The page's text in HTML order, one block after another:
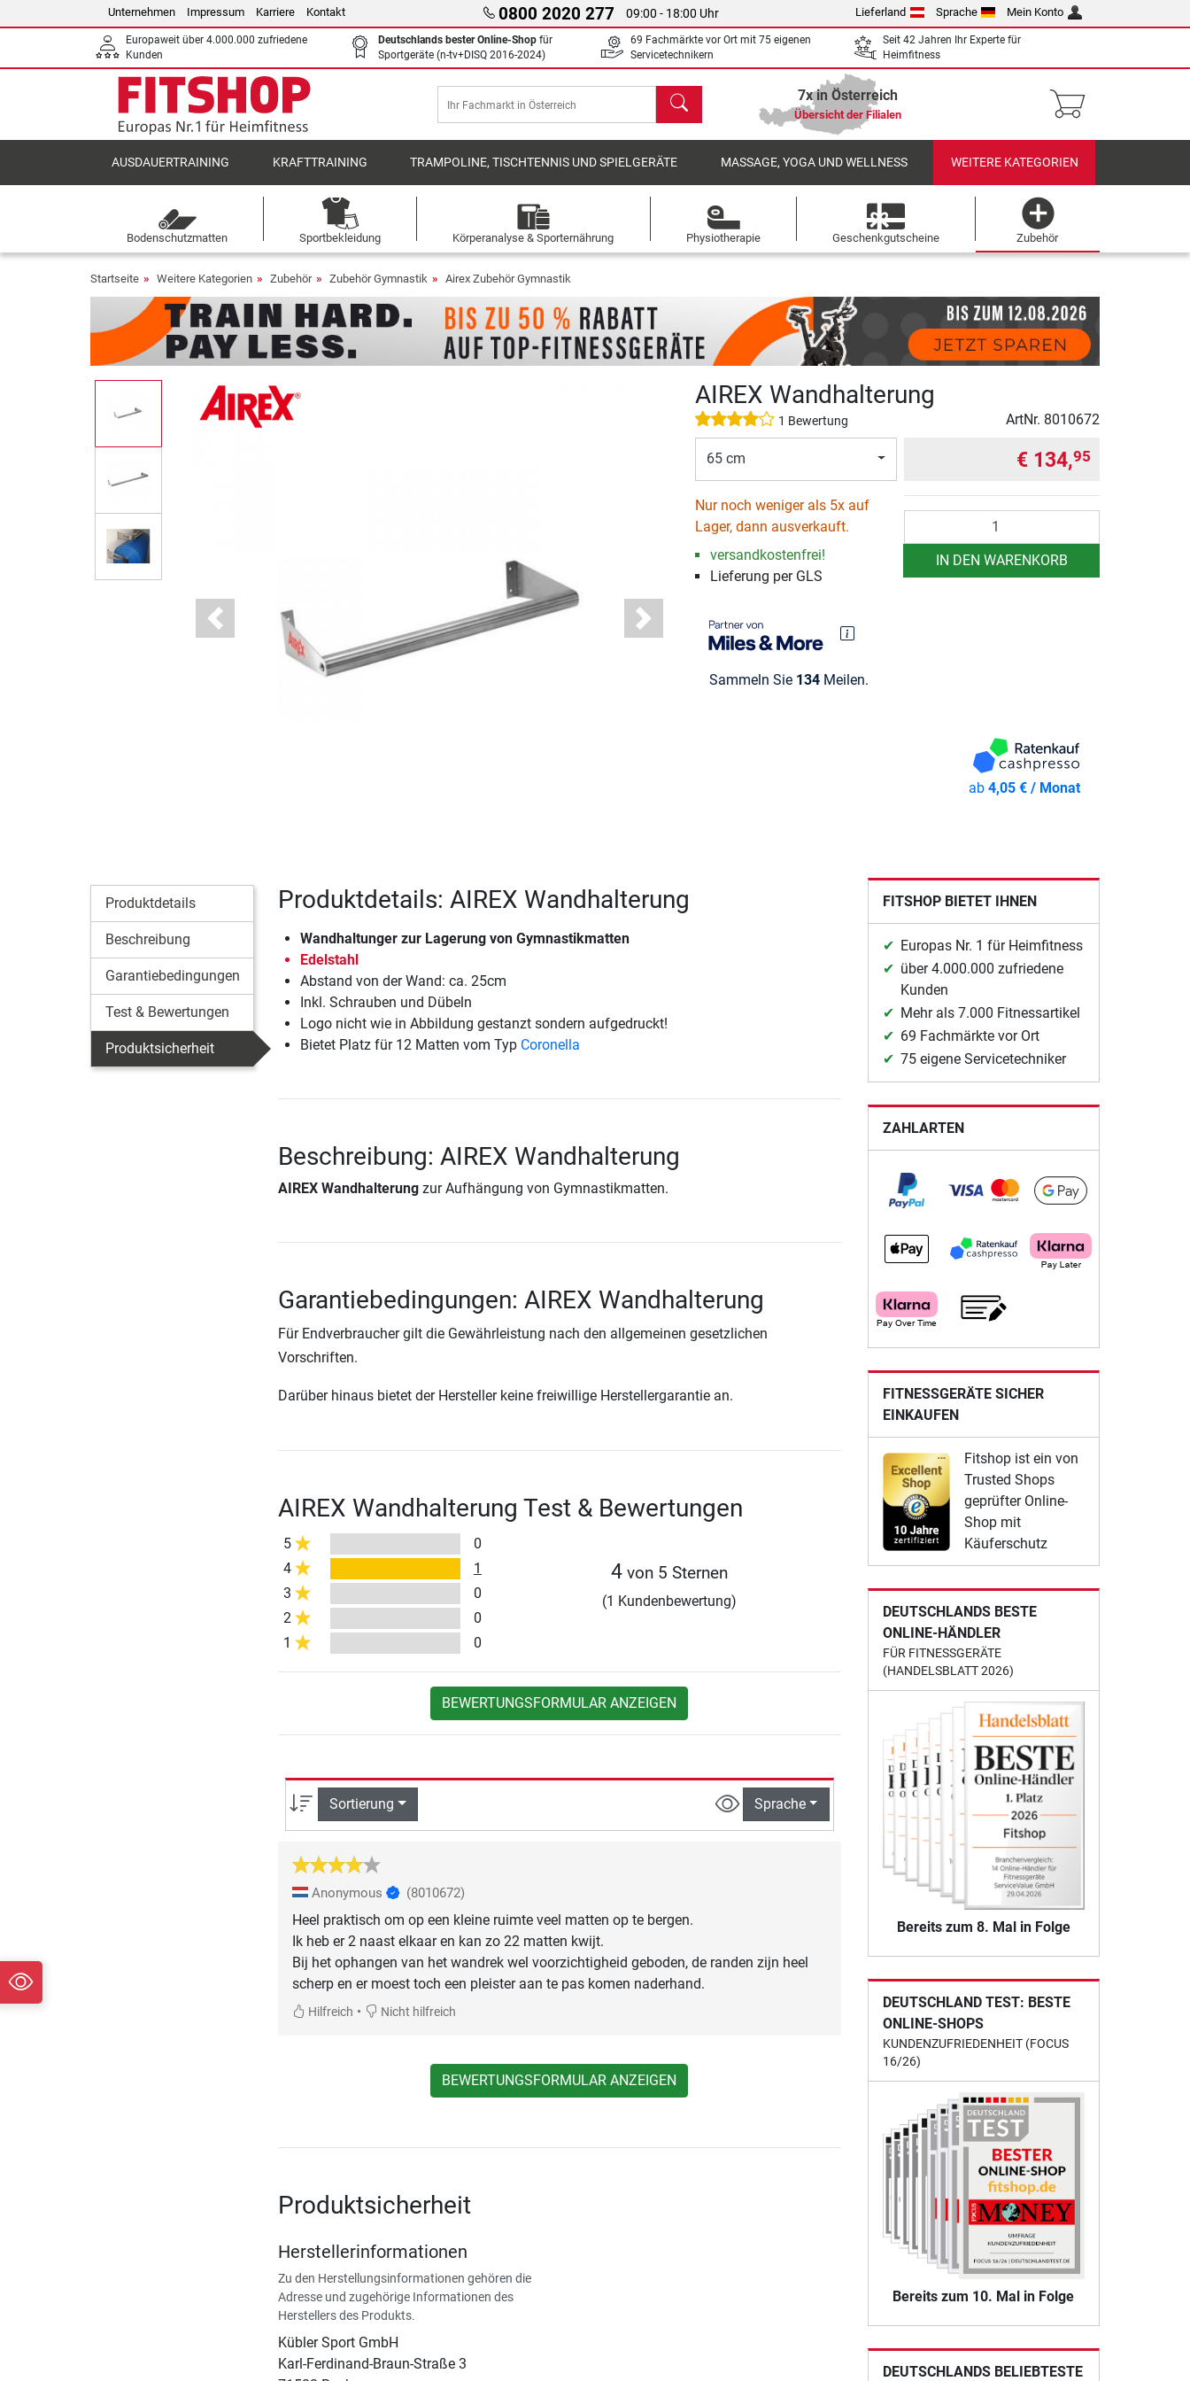
Unternehmen Impressum Karriere Kontakt 0800 2020 277 09:00 - 18:00 Uhr Lieferland Sprache Mein Konto
Europaweit über 4.000.000 zufriedene
Kunden
Deutschlands bester Online-Shop für
Sportgeräte (n-tv+DISQ 2016-2024)
69 Fachmärkte vor Ort mit 75 eigenen
Servicetechnikern
Seit 42 Jahren Ihr Experte für
Heimfitness
Suchen 7x in Österreich
Übersicht der Filialen
AUSDAUERTRAINING KRAFTTRAINING TRAMPOLINE, TISCHTENNIS UND SPIELGERÄTE MASSAGE, YOGA UND WELLNESS WEITERE KATEGORIEN
Bodenschutzmatten Sportbekleidung Körperanalyse & Sporternährung Physiotherapie Geschenkgutscheine Zubehör
Startseite Weitere Kategorien Zubehör Zubehör Gymnastik Airex Zubehör Gymnastik
Previous Next
AIREX Wandhalterung
1 Bewertung ArtNr. 8010672
65 cm
Nur noch weniger als 5x auf
Lager, dann ausverkauft.
versandkostenfrei!
Lieferung per GLS
Sammeln Sie 134Meilen.
€ 134,95
IN DEN WARENKORB
ab4,05 € / Monat
Produktdetails
Beschreibung
Garantiebedingungen
Test & Bewertungen
Produktsicherheit
Produktdetails: AIREX Wandhalterung
Wandhaltunger zur Lagerung von Gymnastikmatten
Edelstahl
Abstand von der Wand: ca. 25cm
Inkl. Schrauben und Dübeln
Logo nicht wie in Abbildung gestanzt sondern aufgedruckt!
Bietet Platz für 12 Matten vom Typ Coronella
Beschreibung: AIREX Wandhalterung
AIREX Wandhalterungzur Aufhängung von Gymnastikmatten.
Garantiebedingungen: AIREX Wandhalterung
Für Endverbraucher gilt die Gewährleistung nach den allgemeinen gesetzlichen
Vorschriften.
Darüber hinaus bietet der Hersteller keine freiwillige Herstellergarantie an.
AIREX Wandhalterung Test & Bewertungen
5
0
4
1
3
0
2
0
1
0
4 von 5 Sternen
(1 Kundenbewertung)
BEWERTUNGSFORMULAR ANZEIGEN
Sortierung Sprache
Anonymous (8010672)
Heel praktisch om op een kleine ruimte veel matten op te bergen.
Ik heb er 2 naast elkaar en kan zo 22 matten kwijt.
Bij het ophangen van het wandrek wel voorzichtigheid geboden, de randen zijn heel
scherp en er moest toch een pleister aan te pas komen naderhand.
Hilfreich • Nicht hilfreich
BEWERTUNGSFORMULAR ANZEIGEN
Produktsicherheit
Herstellerinformationen
Zu den Herstellungsinformationen gehören die
Adresse und zugehörige Informationen des
Herstellers des Produkts.
Kübler Sport GmbH
Karl-Ferdinand-Braun-Straße 3
FITSHOP BIETET IHNEN
Europas Nr. 1 für Heimfitness
über 4.000.000 zufriedene
Kunden
Mehr als 7.000 Fitnessartikel
69 Fachmärkte vor Ort
75 eigene Servicetechniker
ZAHLARTEN
FITNESSGERÄTE SICHER
EINKAUFEN
Fitshop ist ein von
Trusted Shops
geprüfter Online-
Shop mit
Käuferschutz
DEUTSCHLANDS BESTE
ONLINE-HÄNDLER
FÜR FITNESSGERÄTE
(HANDELSBLATT 2026)
Bereits zum 8. Mal in Folge
DEUTSCHLAND TEST: BESTE
ONLINE-SHOPS
KUNDENZUFRIEDENHEIT (FOCUS
16/26)
Bereits zum 10. Mal in Folge
DEUTSCHLANDS BELIEBTESTE